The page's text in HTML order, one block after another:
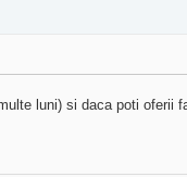
luni) si daca poti oferii